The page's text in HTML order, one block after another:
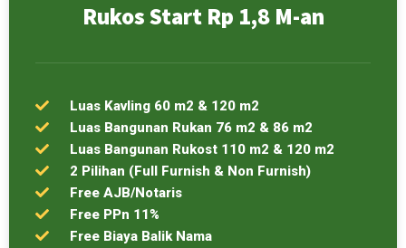
Rukos Start Rp 1,8 M-an
Luas Kavling 60 m2 & 120 m2
Luas Bangunan Rukan 76 m2 & 86 m2
Luas Bangunan Rukost 110 m2 & 120 m2
2 Pilihan (Full Furnish & Non Furnish)
Free AJB/Notaris
Free PPn 11%
Free Biaya Balik Nama